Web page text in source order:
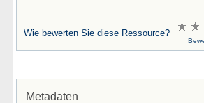
Wie bewerten Sie diese Ressource?
Metadaten